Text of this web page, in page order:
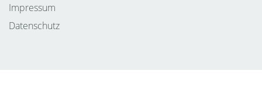
Impressum
Datenschutz